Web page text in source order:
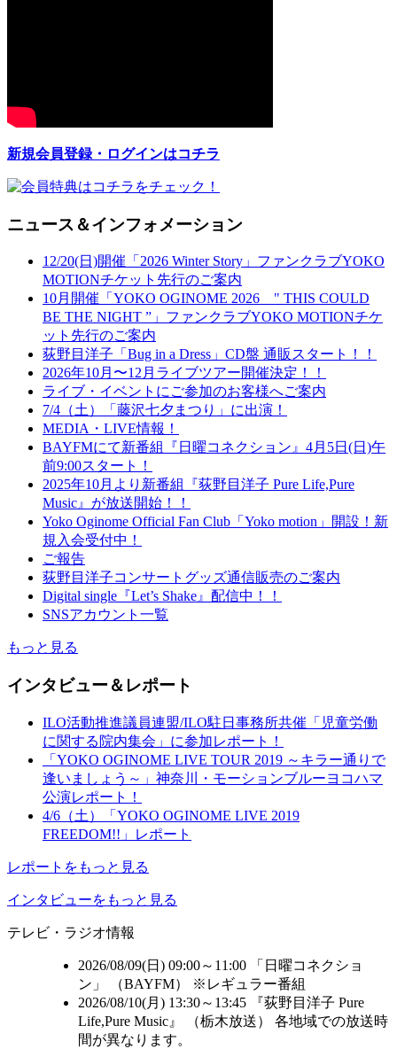
新規会員登録・ログインはコチラ
ニュース＆インフォメーション
12/20(日)開催「2026 Winter Story」ファンクラブYOKO
MOTIONチケット先行のご案内
10月開催「YOKO OGINOME 2026 " THIS COULD
BE THE NIGHT ”」ファンクラブYOKO MOTIONチケ
ット先行のご案内
荻野目洋子「Bug in a Dress」CD盤 通販スタート！！
2026年10月〜12月ライブツアー開催決定！！
ライブ・イベントにご参加のお客様へご案内
7/4（土）「藤沢七夕まつり」に出演！
MEDIA・LIVE情報！
BAYFMにて新番組『日曜コネクション』4月5日(日)午
前9:00スタート！
2025年10月より新番組『荻野目洋子 Pure Life,Pure
Music』が放送開始！！
Yoko Oginome Official Fan Club「Yoko motion」開設！新
規入会受付中！
ご報告
荻野目洋子コンサートグッズ通信販売のご案内
Digital single『Let’s Shake』配信中！！
SNSアカウント一覧
もっと見る
インタビュー＆レポート
ILO活動推進議員連盟/ILO駐日事務所共催「児童労働
に関する院内集会」に参加レポート！
「YOKO OGINOME LIVE TOUR 2019 ～キラー通りで
逢いましょう～」神奈川・モーションブルーヨコハマ
公演レポート！
4/6（土）「YOKO OGINOME LIVE 2019
FREEDOM!!」レポート
レポートをもっと見る
インタビューをもっと見る
テレビ・ラジオ情報
2026/08/09(日) 09:00～11:00 「日曜コネクショ
ン」 （BAYFM） ※レギュラー番組
2026/08/10(月) 13:30～13:45 『荻野目洋子 Pure
Life,Pure Music』 （栃木放送） 各地域での放送時
間が異なります。